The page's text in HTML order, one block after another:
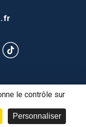
Contact
le contrôle sur
Personnaliser